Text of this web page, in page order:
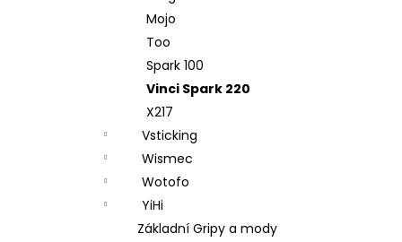
Mojo
Too
Spark 100
Vinci Spark 220
X217
Vsticking
Wismec
Wotofo
YiHi
Základní Gripy a mody